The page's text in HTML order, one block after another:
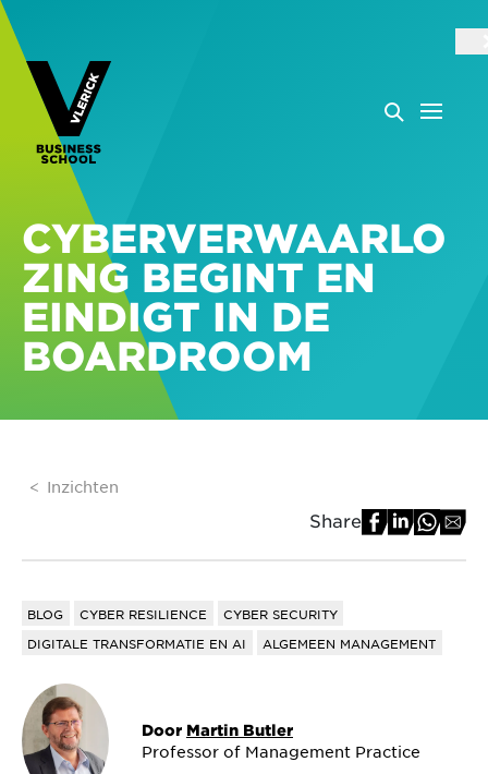
CYBERVERWAARLO
ZING BEGINT EN
EINDIGT IN DE
BOARDROOM
Inzichten
Share
BLOG CYBER RESILIENCE
CYBER SECURITY
DIGITALE TRANSFORMATIE EN AI
ALGEMEEN MANAGEMENT
Door Martin Butler
Professor of Management Practice